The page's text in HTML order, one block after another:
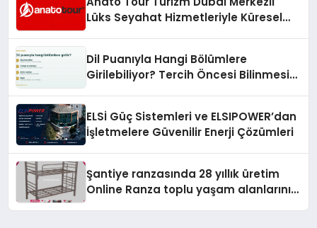
Lüks Seyahat Hizmetleriyle Küresel
Dil Puanıyla Hangi Bölümlere
Girilebiliyor? Tercih Öncesi Bilinmesi
ELSİ Güç Sistemleri ve ELSIPOWER’dan
İşletmelere Güvenilir Enerji Çözümleri
Şantiye ranzasında 28 yıllık üretim
Online Ranza toplu yaşam alanlarını